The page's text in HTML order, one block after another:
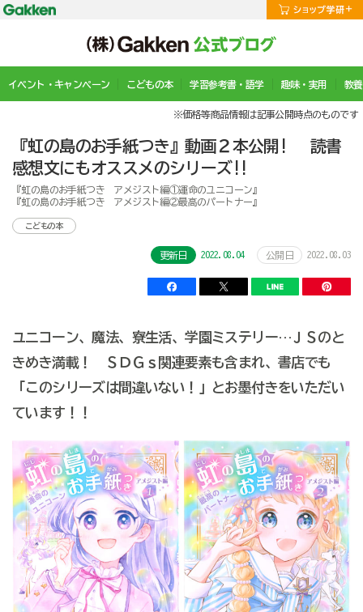
イベント・キャンペーン こどもの本 学習参考書・語学 趣味・実用 教
※価格等商品情報は記事公開時点のものです
『虹の島のお手紙つき』動画２本公開! 読書
感想文にもオススメのシリーズ!!
『虹の島のお手紙つき アメジスト編①運命のユニコーン』
『虹の島のお手紙つき アメジスト編②最高のパートナー』
こどもの本
更新日 2022.08.04 公開日 2022.08.03
ユニコーン、魔法、寮生活、学園ミステリー…ＪＳのと
きめき満載！ ＳＤＧｓ関連要素も含まれ、書店でも
「このシリーズは間違いない！」とお墨付きをいただい
ています！！